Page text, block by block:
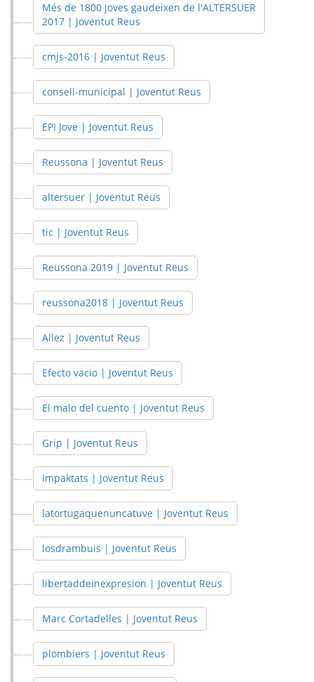
Més de 1800 joves gaudeixen de l'ALTERSUER
2017 | Joventut Reus
cmjs-2016 | Joventut Reus
consell-municipal | Joventut Reus
EPI Jove | Joventut Reus
Reussona | Joventut Reus
altersuer | Joventut Reus
tic | Joventut Reus
Reussona 2019 | Joventut Reus
reussona2018 | Joventut Reus
Allez | Joventut Reus
Efecto vacio | Joventut Reus
El malo del cuento | Joventut Reus
Grip | Joventut Reus
Impaktats | Joventut Reus
latortugaquenuncatuve | Joventut Reus
losdrambuis | Joventut Reus
libertaddeinexpresion | Joventut Reus
Marc Cortadelles | Joventut Reus
plombiers | Joventut Reus